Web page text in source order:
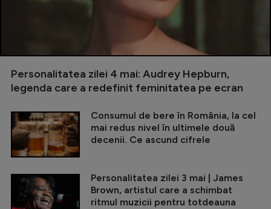
Personalitatea zilei 4 mai: Audrey Hepburn,
legenda care a redefinit feminitatea pe ecran
Consumul de bere în România, la cel
mai redus nivel în ultimele două
decenii. Ce ascund cifrele
Personalitatea zilei 3 mai | James
Brown, artistul care a schimbat
ritmul muzicii pentru totdeauna